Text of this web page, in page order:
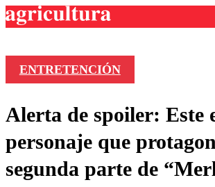
Frecuencias
Agricultura TV
Deportes
Colo Colo
Entretención
ENTRETENCIÓN
Alerta de spoiler: Este
personaje que
segunda parte de